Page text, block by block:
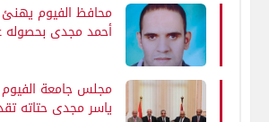
محافظ الفيوم يهنئ
أحمد مجدي
العامة "مكفوفين"
مجلس جامعة
ياسر مجدي حتاته